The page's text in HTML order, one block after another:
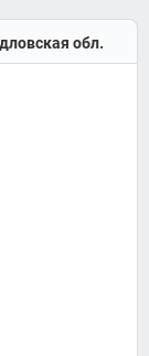
обл.